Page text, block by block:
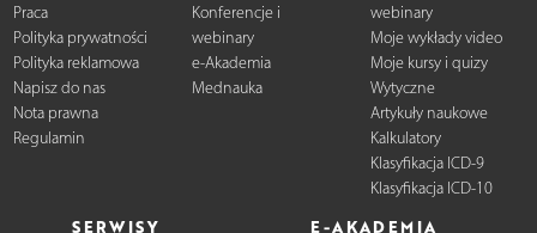
Praca
Polityka prywatności
Polityka reklamowa
Napisz do nas
Nota prawna
Regulamin
Konferencje i
webinary
e-Akademia
Mednauka
webinary
Moje wykłady video
Moje kursy i quizy
Wytyczne
Artykuły naukowe
Kalkulatory
Klasyfikacja ICD-9
Klasyfikacja ICD-10
SERWISY E-AKADEMIA